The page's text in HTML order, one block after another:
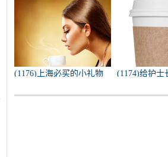
1000）
任务100只蚱
(1176)上海必买的小礼物
(1174)给护士
实用的东西）